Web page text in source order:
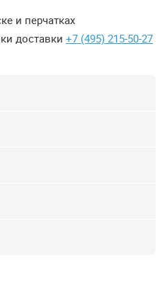
и перчатках
доставки +7 (495) 215-50-27